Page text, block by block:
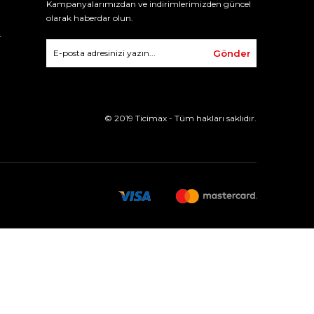
Kampanyalarımızdan ve indirimlerimizden güncel
olarak haberdar olun.
Gönder
© 2019 Ticimax - Tüm hakları saklıdır.